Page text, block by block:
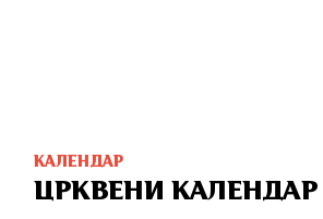
КАЛЕНДАР
ЦРКВЕНИ КАЛЕНДАР